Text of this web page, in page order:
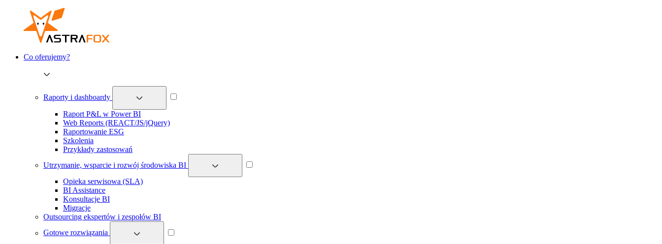
Co oferujemy?
Raporty i dashboardy
Raport P&L w Power BI
Web Reports (REACT/JS/jQuery)
Raportowanie ESG
Szkolenia
Przykłady zastosowań
Utrzymanie, wsparcie i rozwój środowiska BI
Opieka serwisowa (SLA)
BI Assistance
Konsultacje BI
Migracje
Outsourcing ekspertów i zespołów BI
Gotowe rozwiązania